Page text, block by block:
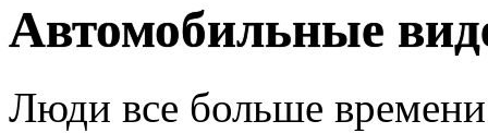
Автомобильные
Люди все больше